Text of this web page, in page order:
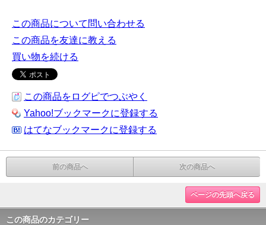
この商品について問い合わせる
この商品を友達に教える
買い物を続ける
この商品をログピでつぶやく
Yahoo!ブックマークに登録する
はてなブックマークに登録する
前の商品へ 次の商品へ
ページの先頭へ戻る
この商品のカテゴリー